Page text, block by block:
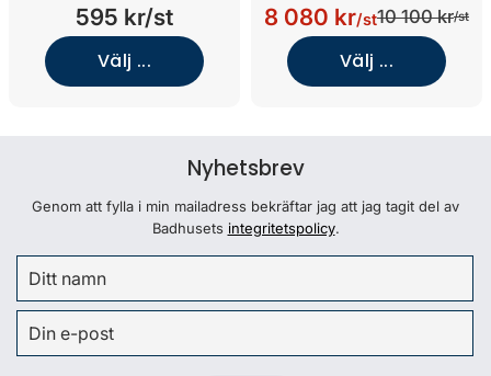
595 kr/st
Välj ...
8 080 kr/st10 100 kr/st
Välj ...
Nyhetsbrev
Genom att fylla i min mailadress bekräftar jag att jag tagit del av
Badhusets integritetspolicy.